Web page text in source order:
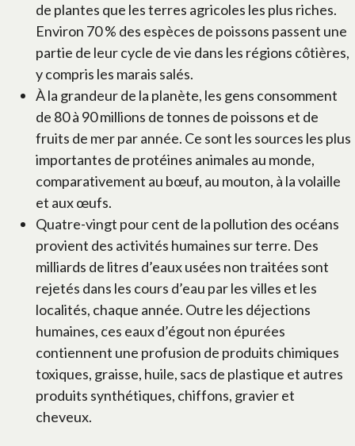
de plantes que les terres agricoles les plus riches.
Environ 70 % des espèces de poissons passent une
partie de leur cycle de vie dans les régions côtières,
y compris les marais salés.
À la grandeur de la planète, les gens consomment
de 80 à 90 millions de tonnes de poissons et de
fruits de mer par année. Ce sont les sources les plus
importantes de protéines animales au monde,
comparativement au bœuf, au mouton, à la volaille
et aux œufs.
Quatre-vingt pour cent de la pollution des océans
provient des activités humaines sur terre. Des
milliards de litres d’eaux usées non traitées sont
rejetés dans les cours d’eau par les villes et les
localités, chaque année. Outre les déjections
humaines, ces eaux d’égout non épurées
contiennent une profusion de produits chimiques
toxiques, graisse, huile, sacs de plastique et autres
produits synthétiques, chiffons, gravier et
cheveux.